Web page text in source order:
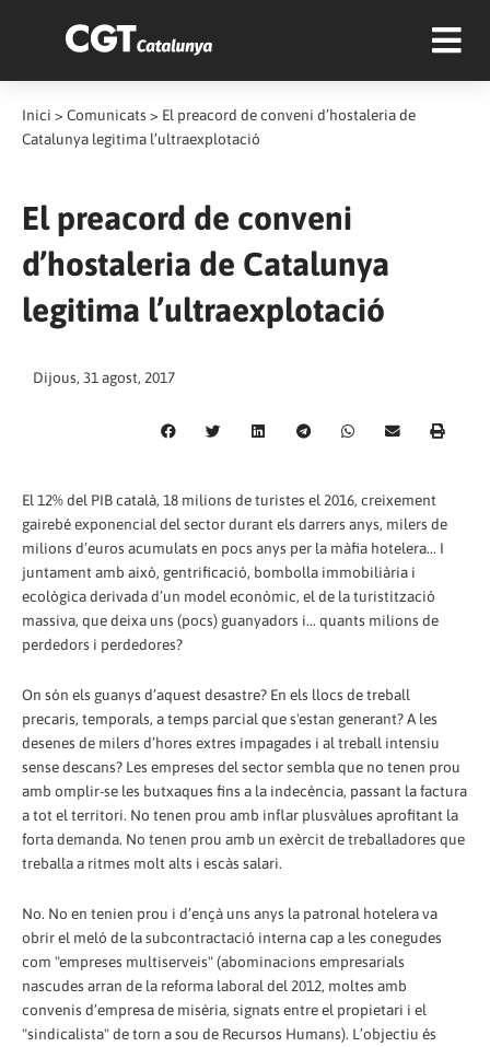
Inici > Comunicats > El preacord de conveni d’hostaleria de
Catalunya legitima l’ultraexplotació
El preacord de conveni
d’hostaleria de Catalunya
legitima l’ultraexplotació
Dijous, 31 agost, 2017
El 12% del PIB català, 18 milions de turistes el 2016, creixement
gairebé exponencial del sector durant els darrers anys, milers de
milions d’euros acumulats en pocs anys per la màfia hotelera... I
juntament amb això, gentrificació, bombolla immobiliària i
ecològica derivada d’un model econòmic, el de la turistització
massiva, que deixa uns (pocs) guanyadors i... quants milions de
perdedors i perdedores?
On són els guanys d’aquest desastre? En els llocs de treball
precaris, temporals, a temps parcial que s'estan generant? A les
desenes de milers d’hores extres impagades i al treball intensiu
sense descans? Les empreses del sector sembla que no tenen prou
amb omplir-se les butxaques fins a la indecència, passant la factura
a tot el territori. No tenen prou amb inflar plusvàlues aprofitant la
forta demanda. No tenen prou amb un exèrcit de treballadores que
treballa a ritmes molt alts i escàs salari.
No. No en tenien prou i d’ençà uns anys la patronal hotelera va
obrir el meló de la subcontractació interna cap a les conegudes
com "empreses multiserveis" (abominacions empresarials
nascudes arran de la reforma laboral del 2012, moltes amb
convenis d’empresa de misèria, signats entre el propietari i el
"sindicalista" de torn a sou de Recursos Humans). L’objectiu és